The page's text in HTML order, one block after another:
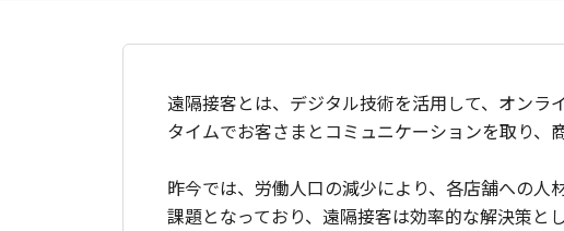
遠隔接客とは、デジタル技術を活用して、オンラ
タイムでお客さまとコミュニケーションを取り、
昨今では、労働人口の減少により、各店舗への
課題となっており、遠隔接客は効率的な解決策と